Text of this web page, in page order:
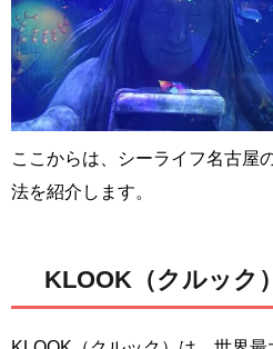
ここからは、シーライフ名古屋
法を紹介します。
KLOOK（クルック